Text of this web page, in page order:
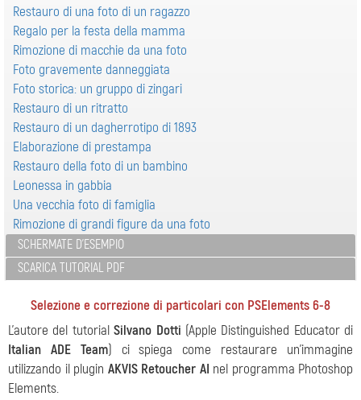
Restauro di una foto di un ragazzo
Regalo per la festa della mamma
Rimozione di macchie da una foto
Foto gravemente danneggiata
Foto storica: un gruppo di zingari
Restauro di un ritratto
Restauro di un dagherrotipo di 1893
Elaborazione di prestampa
Restauro della foto di un bambino
Leonessa in gabbia
Una vecchia foto di famiglia
Rimozione di grandi figure da una foto
SCHERMATE D'ESEMPIO
SCARICA TUTORIAL PDF
Selezione e correzione di particolari con PSElements 6-8
L’autore del tutorialSilvano Dotti (Apple Distinguished Educator di
Italian ADE Team) ci spiega come restaurare un'immagine
utilizzando il plugin AKVIS Retoucher AI nel programma Photoshop
Elements.